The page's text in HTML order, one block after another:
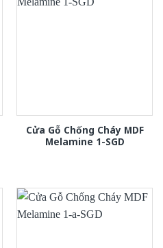
Cửa Gỗ Chống Cháy MDF
Melamine 1-SGD